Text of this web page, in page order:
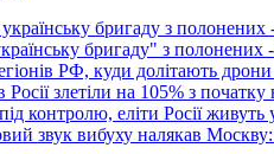
бригаду" з полонених
РФ, куди долітають
злетіли на 105% з
контролю, еліти Росії живуть
звук вибуху налякав